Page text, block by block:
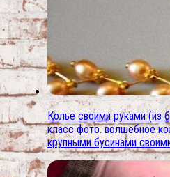
Колье своими руками (из
класс фото. волшебное
крупными бусинами